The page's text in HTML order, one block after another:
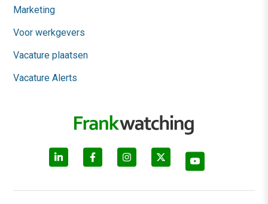
Marketing
Voor werkgevers
Vacature plaatsen
Vacature Alerts